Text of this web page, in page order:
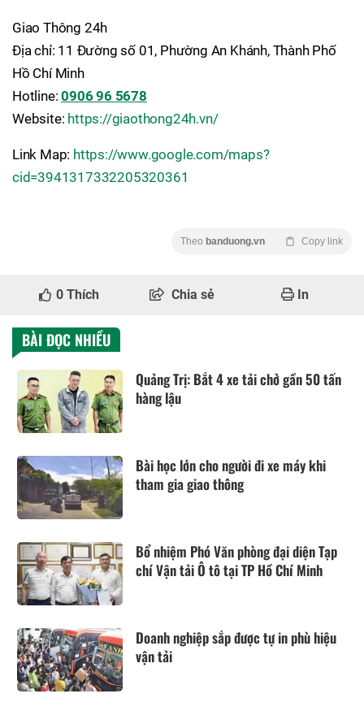
Giao Thông 24h
Địa chỉ: 11 Đường số 01, Phường An Khánh, Thành Phố
Hồ Chí Minh
Hotline:0906 96 5678
Website: https://giaothong24h.vn/
Link Map: https://www.google.com/maps?
cid=3941317332205320361
Theo banduong.vn Copy link
0 Thích Chia sẻ In
BÀI ĐỌC NHIỀU
Quảng Trị: Bắt 4 xe tải chở gần 50 tấn
hàng lậu
Bài học lớn cho người đi xe máy khi
tham gia giao thông
Bổ nhiệm Phó Văn phòng đại diện Tạp
chí Vận tải Ô tô tại TP Hồ Chí Minh
Doanh nghiệp sắp được tự in phù hiệu
vận tải